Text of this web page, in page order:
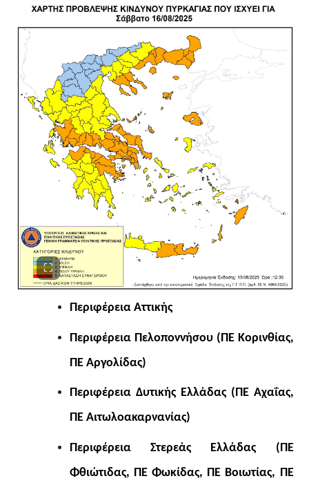
Περιφέρεια Αττικής
Περιφέρεια Πελοποννήσου (ΠΕ Κορινθίας,
ΠΕ Αργολίδας)
Περιφέρεια Δυτικής Ελλάδας (ΠΕ Αχαΐας,
ΠΕ Αιτωλοακαρνανίας)
Περιφέρεια Στερεάς Ελλάδας (ΠΕ
Φθιώτιδας, ΠΕ Φωκίδας, ΠΕ Βοιωτίας, ΠΕ